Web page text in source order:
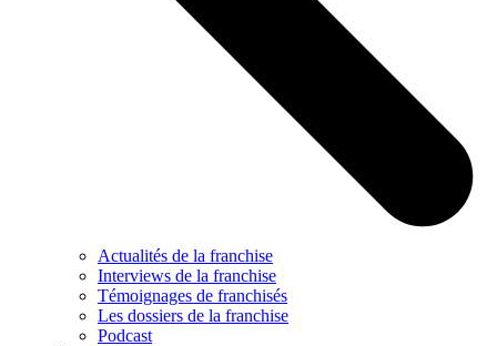
Actualités de la franchise
Interviews de la franchise
Témoignages de franchisés
Les dossiers de la franchise
Podcast